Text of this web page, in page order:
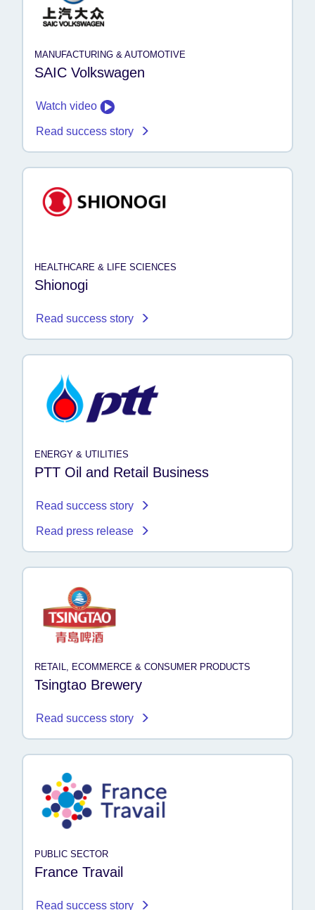
MANUFACTURING & AUTOMOTIVE
SAIC Volkswagen
Watch video
Read success story
HEALTHCARE & LIFE SCIENCES
Shionogi
Read success story
ENERGY & UTILITIES
PTT Oil and Retail Business
Read success story
Read press release
RETAIL, ECOMMERCE & CONSUMER PRODUCTS
Tsingtao Brewery
Read success story
PUBLIC SECTOR
France Travail
Read success story